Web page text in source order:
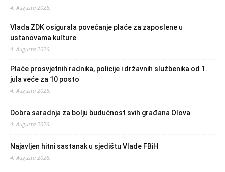
4. Augusta 2026.
Vlada ZDK osigurala povećanje plaće za zaposlene u
ustanovama kulture
4. Augusta 2026.
Plaće prosvjetnih radnika, policije i državnih službenika od 1.
jula veće za 10 posto
4. Augusta 2026.
Dobra saradnja za bolju budućnost svih građana Olova
4. Augusta 2026.
Najavljen hitni sastanak u sjedištu Vlade FBiH
4. Augusta 2026.